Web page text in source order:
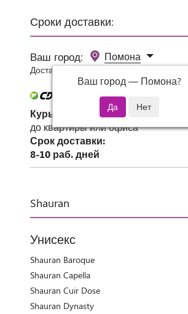
Сроки доставки:
Ваш город:
Помона
Ваш город — Помона?
Доставка 0 руб при заказе от 3000 руб.
Курьер СДЭК
до квартиры или офиса
Срок доставки:
8-10 раб. дней
Shauran
Унисекс
Shauran Baroque
Shauran Capella
Shauran Cuir Dose
Shauran Dynasty